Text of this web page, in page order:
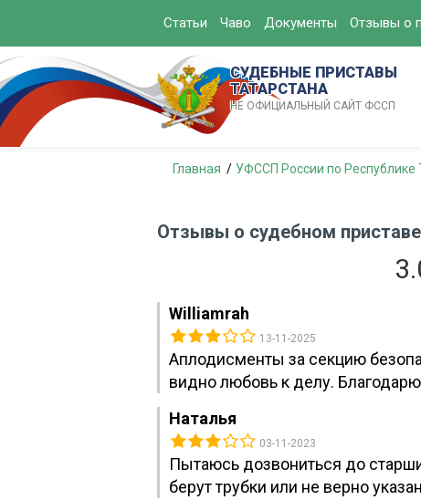
Статьи Чаво Документы Отзывы о
СУДЕБНЫЕ ПРИСТАВЫ
ТАТАРСТАНА
НЕ ОФИЦИАЛЬНЫЙ САЙТ ФССП
Главная УФССП России по Республике
Отзывы о судебном
Williamrah
13-11-2025
Аплодисменты за секцию
видно любовь к делу. Благодарю
Наталья
03-11-2023
Пытаюсь дозвониться до
берут трубки или не верно